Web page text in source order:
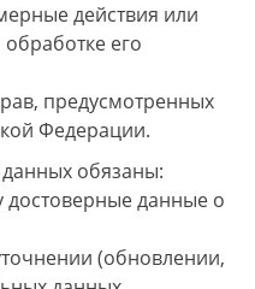
действия или
его
предусмотренных
Федерации.
обязаны:
достоверные данные о
(обновлении,